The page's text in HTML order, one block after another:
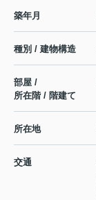
築年月
種別 / 建物構造
部屋 /
所在階 / 階建て
所在地
交通